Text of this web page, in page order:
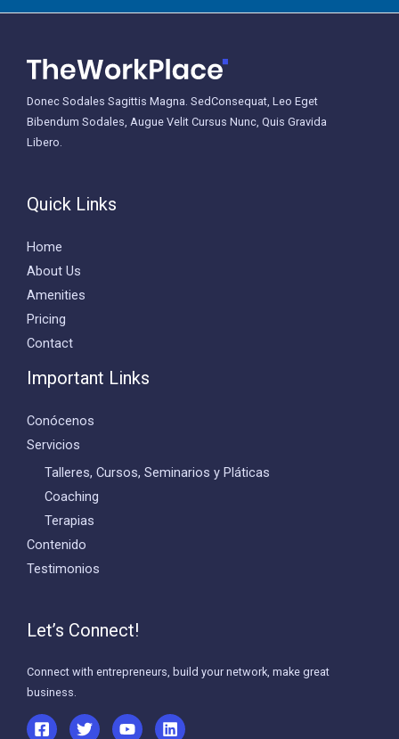
Donec Sodales Sagittis Magna. SedConsequat, Leo Eget
Bibendum Sodales, Augue Velit Cursus Nunc, Quis Gravida
Libero.
Quick Links
Home
About Us
Amenities
Pricing
Contact
Important Links
Conócenos
Servicios
Talleres, Cursos, Seminarios y Pláticas
Coaching
Terapias
Contenido
Testimonios
Let’s Connect!
Connect with entrepreneurs, build your network, make great
business.